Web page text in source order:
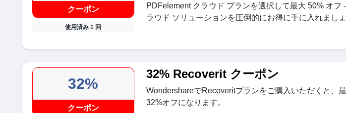
クーポン
使用済み 1 回
PDFelement クラウド プランを選択して最大 50% オフ -
ラウド ソリューションを圧倒的にお得に手に入れまし
32%
クーポン
32% Recoverit クーポン
WondershareでRecoveritプランをご購入いただくと、
32%オフになります。